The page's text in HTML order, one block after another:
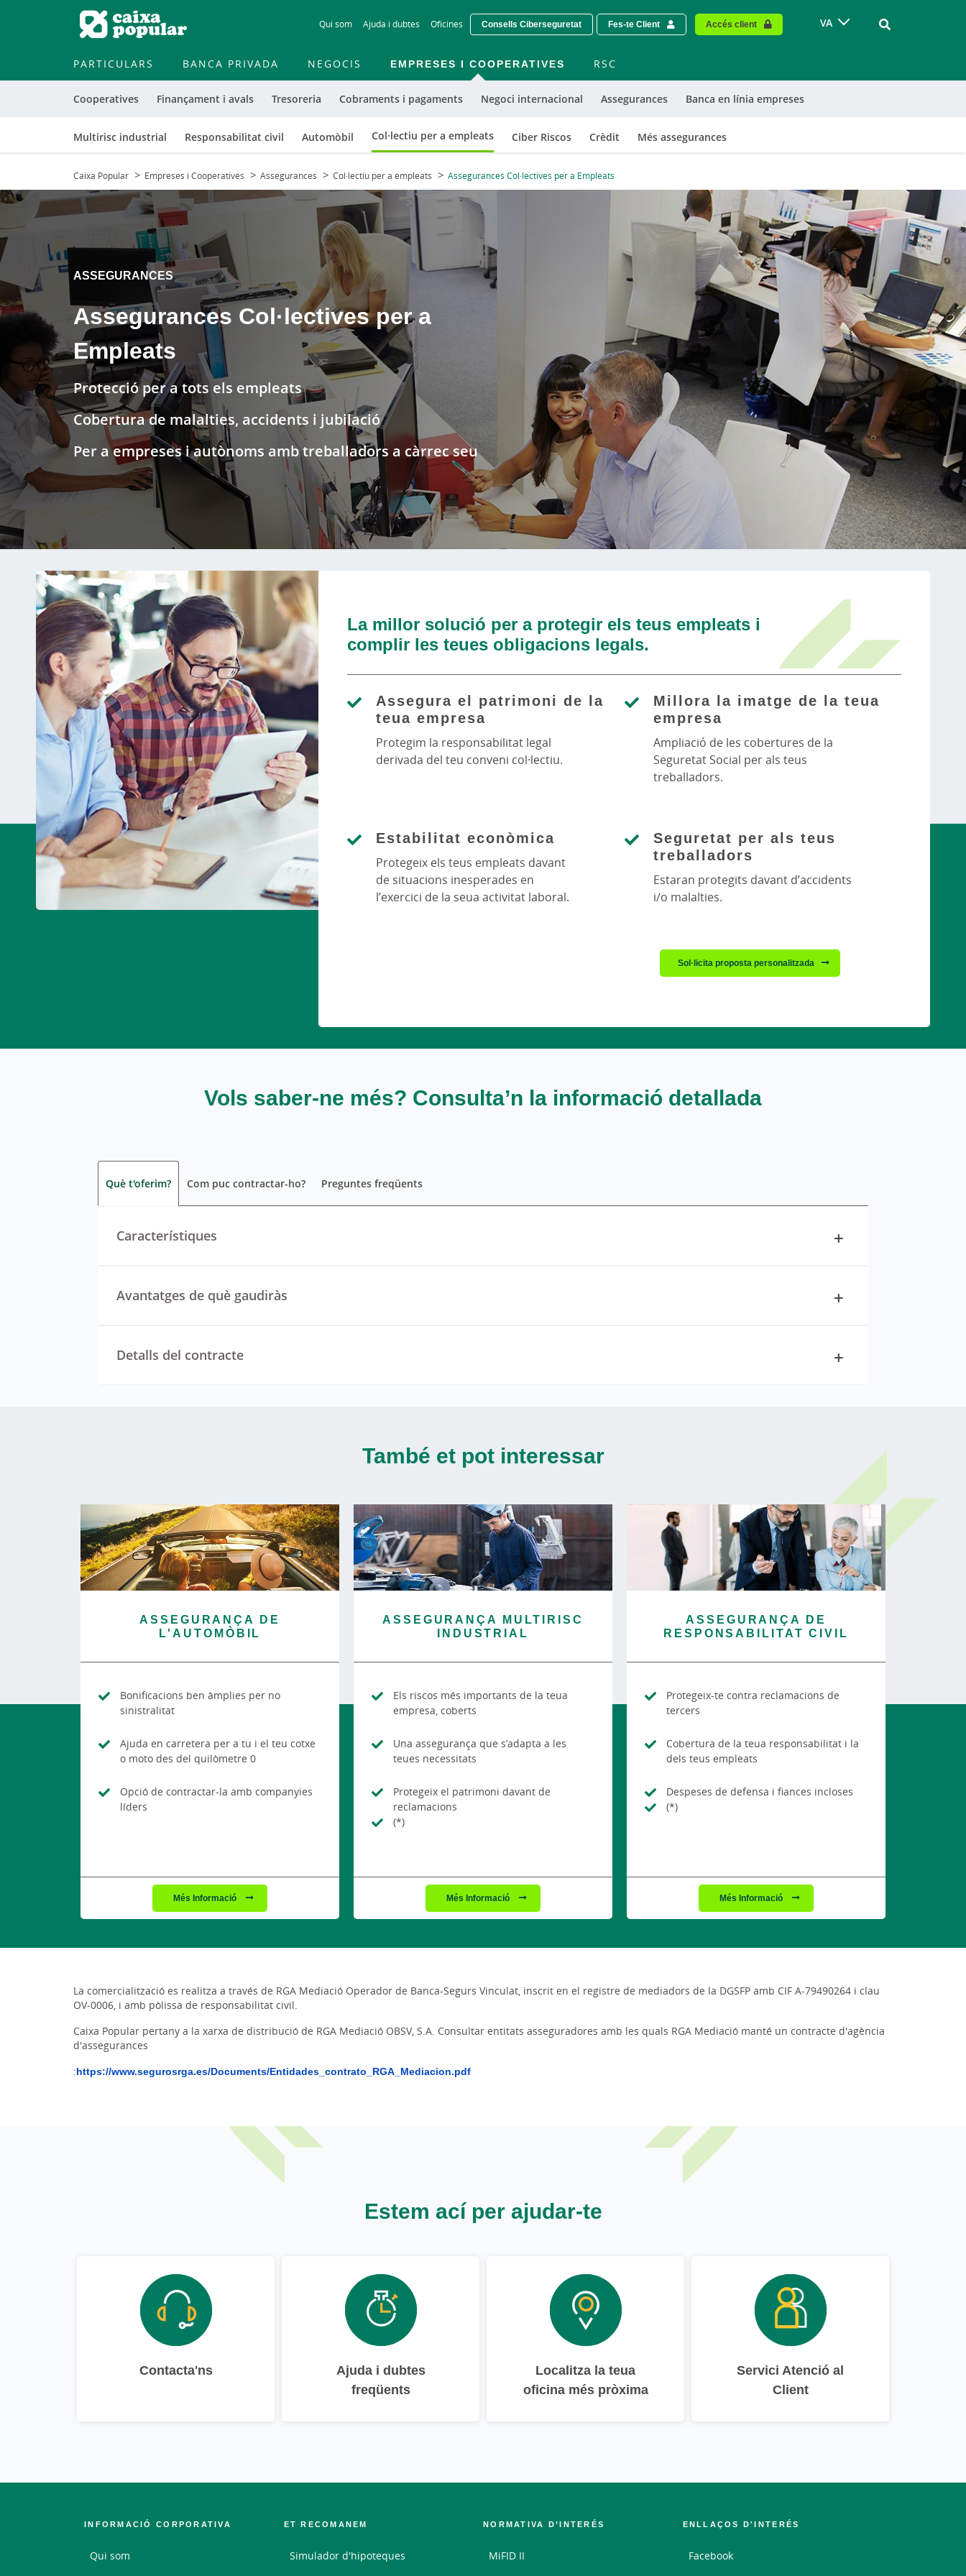
to
contentt
Qui som Ajuda i dubtes Oficines Consells Ciberseguretat Fes-te Client Accés client VA Vinculo -
PARTICULARS BANCA PRIVADA NEGOCIS EMPRESES I COOPERATIVES
Cooperatives Finançament i avals Tresoreria Cobraments i pagaments Negoci internacional Assegurances
Multirisc industrial Responsabilitat civil Automòbil Col·lectiu per a empleats Ciber Riscos Crèdit Més assegurances
Banca en línia empreses
RSC
Caixa Popular Empreses i Cooperatives Assegurances Col·lectiu per a empleats Assegurances Col·lectives per a Empleats
ASSEGURANCES
Assegurances Col·lectives per a
Empleats
Protecció per a tots els empleats
Cobertura de malalties, accidents i jubilació
Per a empreses i autònoms amb treballadors a càrrec seu
La millor solució per a protegir els teus empleats i
complir les teues obligacions legals.
Assegura el patrimoni de la
teua empresa
Protegim la responsabilitat legal
derivada del teu conveni col·lectiu.
Millora la imatge de la teua
empresa
Ampliació de les cobertures de la
Seguretat Social per als teus
treballadors.
Estabilitat econòmica
Protegeix els teus empleats davant
de situacions inesperades en
l’exercici de la seua activitat laboral.
Seguretat per als teus
treballadors
Estaran protegits davant d’accidents
i/o malalties.
Sol·licita proposta personalitzada
Vols saber-ne més? Consulta’n la informació detallada
Què t'oferim? Com puc contractar-ho? Preguntes freqüents
Característiques
Avantatges de què gaudiràs
Detalls del contracte
També et pot interessar
ASSEGURANÇA DE
L'AUTOMÒBIL
Bonificacions ben àmplies per no
sinistralitat
Ajuda en carretera per a tu i el teu cotxe
o moto des del quilòmetre 0
Opció de contractar-la amb companyies
líders
Més Informació
ASSEGURANÇA MULTIRISC
INDUSTRIAL
Els riscos més importants de la teua
empresa, coberts
Una assegurança que s’adapta a les
teues necessitats
Protegeix el patrimoni davant de
reclamacions
(*)
Més Informació
ASSEGURANÇA DE
RESPONSABILITAT CIVIL
Protegeix-te contra reclamacions de
tercers
Cobertura de la teua responsabilitat i la
dels teus empleats
Despeses de defensa i fiances incloses
(*)
Més Informació
La comercialització es realitza a través de RGA Mediació Operador de Banca-Segurs Vinculat, inscrit en el registre de mediadors de la DGSFP amb CIF A-79490264 i clau
OV-0006, i amb pòlissa de responsabilitat civil.
Caixa Popular pertany a la xarxa de distribució de RGA Mediació OBSV, S.A. Consultar entitats asseguradores amb les quals RGA Mediació manté un contracte d'agència
d'assegurances
:https://www.segurosrga.es/Documents/Entidades_contrato_RGA_Mediacion.pdf
Estem ací per ajudar-te
Contacta'ns
Ajuda i dubtes
freqüents
Localitza la teua
oficina més pròxima
Servici Atenció al
Client
INFORMACIÓ CORPORATIVA
Qui som
ET RECOMANEM
Simulador d'hipoteques
NORMATIVA D’INTERÉS
MiFID II
ENLLAÇOS D'INTERÉS
Facebook